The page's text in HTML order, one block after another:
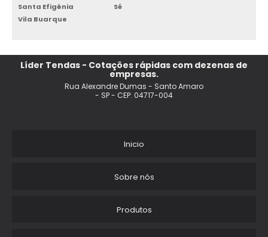
Santa Efigênia
Sé
Vila Buarque
Líder Tendas - Cotações rápidas com dezenas de
empresas.
Rua Alexandre Dumas - Santo Amaro
- SP - CEP: 04717-004
Inicio
Sobre nós
Produtos